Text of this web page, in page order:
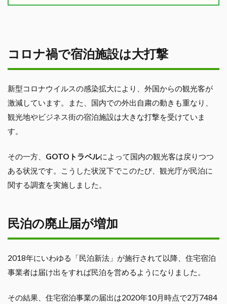
コロナ禍で宿泊施設は大打撃
新型コロナウイルスの感染拡大により、外国からの観光客が
激減しています。また、国内での外出自粛の動きも重なり、
観光地やビジネス街の宿泊施設は大きな打撃を受けていま
す。
その一方、 GOTOトラベルによって国内の観光客は戻りつつ
ある状況です。こうした状況下でこのたび、観光庁が民泊に
関する調査を実施しました。
民泊の廃止届が増加
2018年にいわゆる「民泊新法」が施行されて以降、住宅宿泊
事業者は届け出をすれば民泊を営めるようになりました。
その結果、住宅宿泊事業の届出は2020年10月時点で2万7484